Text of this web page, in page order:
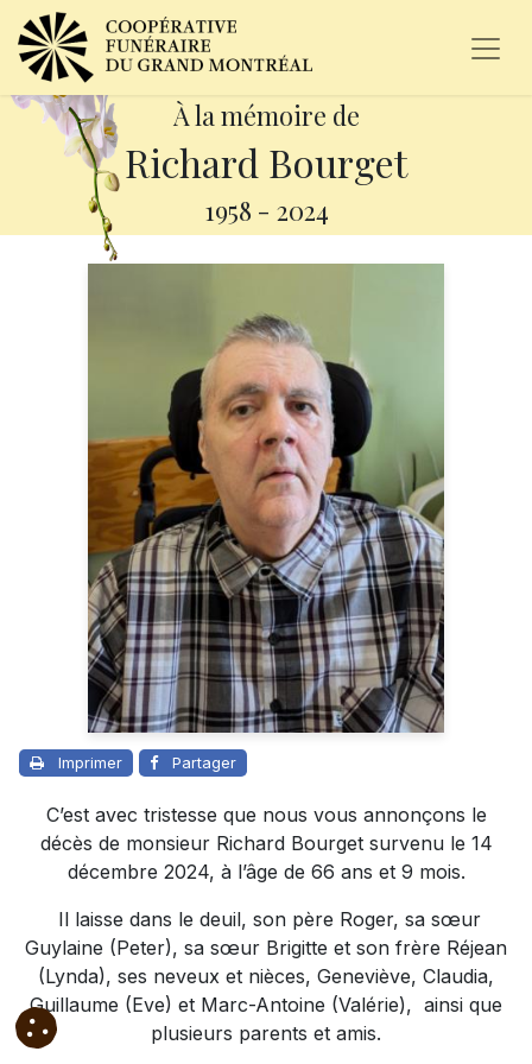
À la mémoire de
Richard Bourget
1958 - 2024
Imprimer Partager
C’est avec tristesse que nous vous annonçons le
décès de monsieur Richard Bourget survenu le 14
décembre 2024, à l’âge de 66 ans et 9 mois.
Il laisse dans le deuil, son père Roger, sa sœur
Guylaine (Peter), sa sœur Brigitte et son frère Réjean
(Lynda), ses neveux et nièces, Geneviève, Claudia,
Guillaume (Eve) et Marc-Antoine (Valérie), ainsi que
plusieurs parents et amis.